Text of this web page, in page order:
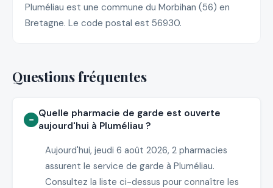
Pluméliau est une commune du Morbihan (56) en
Bretagne. Le code postal est 56930.
Questions fréquentes
Quelle pharmacie de garde est ouverte
aujourd'hui à Pluméliau ?
Aujourd'hui, jeudi 6 août 2026, 2 pharmacies
assurent le service de garde à Pluméliau.
Consultez la liste ci-dessus pour connaître les